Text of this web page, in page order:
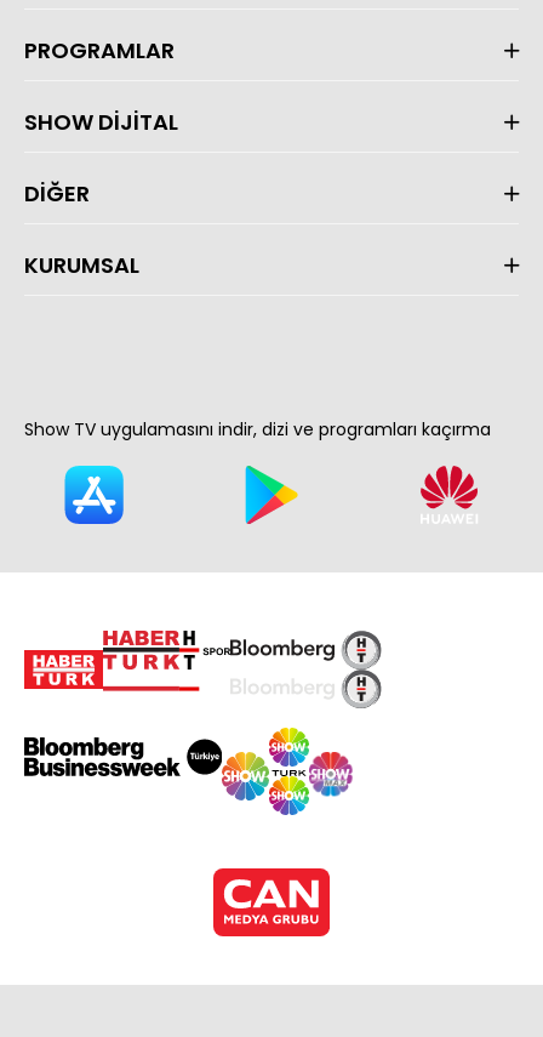
PROGRAMLAR
SHOW DİJİTAL
DİĞER
KURUMSAL
Show TV uygulamasını indir, dizi ve programları kaçırma